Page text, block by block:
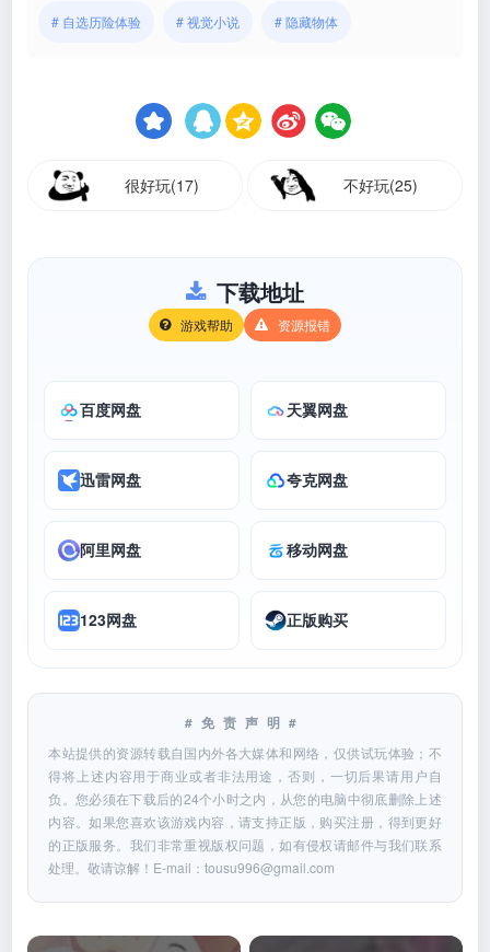
# 自选历险体验 # 视觉小说 # 隐藏物体
很好玩(17) 不好玩(25)
下载地址
游戏帮助 资源报错
百度网盘 天翼网盘
迅雷网盘 夸克网盘
阿里网盘 移动网盘
123网盘 正版购买
#免责声明#
本站提供的资源转载自国内外各大媒体和网络，仅供试玩体验；不
得将上述内容用于商业或者非法用途，否则，一切后果请用户自
负。您必须在下载后的24个小时之内，从您的电脑中彻底删除上述
内容。如果您喜欢该游戏内容，请支持正版，购买注册，得到更好
的正版服务。我们非常重视版权问题，如有侵权请邮件与我们联系
处理。敬请谅解！E-mail：tousu996@gmail.com